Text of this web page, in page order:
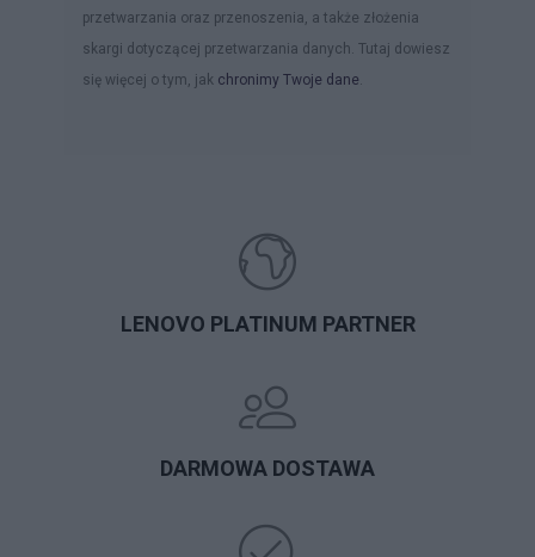
przetwarzania oraz przenoszenia, a także złożenia
skargi dotyczącej przetwarzania danych. Tutaj dowiesz
się więcej o tym, jak chronimy Twoje dane.
LENOVO PLATINUM PARTNER
DARMOWA DOSTAWA